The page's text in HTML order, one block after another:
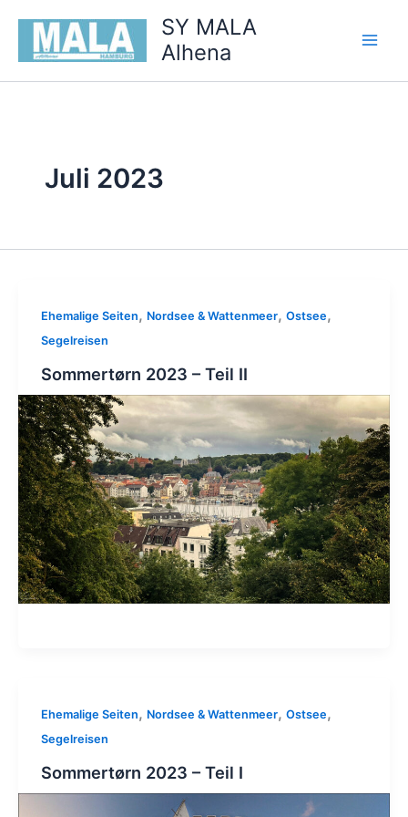
springen
SY MALA
Alhena
Juli 2023
Ehemalige Seiten, Nordsee & Wattenmeer, Ostsee,
Segelreisen
Sommertørn 2023 – Teil II
Ehemalige Seiten, Nordsee & Wattenmeer, Ostsee,
Segelreisen
Sommertørn 2023 – Teil I